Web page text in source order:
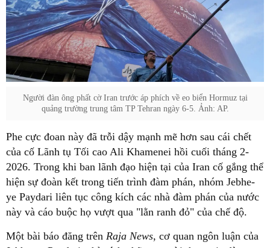
Người đàn ông phất cờ Iran trước áp phích về eo biển Hormuz tại
quảng trường trung tâm TP Tehran ngày 6-5. Ảnh: AP.
Phe cực đoan này đã trỗi dậy mạnh mẽ hơn sau cái chết
của cố Lãnh tụ Tối cao Ali Khamenei hồi cuối tháng 2-
2026. Trong khi ban lãnh đạo hiện tại của Iran cố gắng thể
hiện sự đoàn kết trong tiến trình đàm phán, nhóm Jebhe-
ye Paydari liên tục công kích các nhà đàm phán của nước
này và cáo buộc họ vượt qua "lằn ranh đỏ" của chế độ.
Một bài báo đăng trên Raja News, cơ quan ngôn luận của